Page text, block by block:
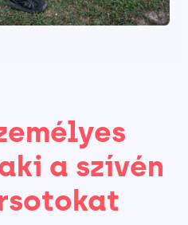
a szívén